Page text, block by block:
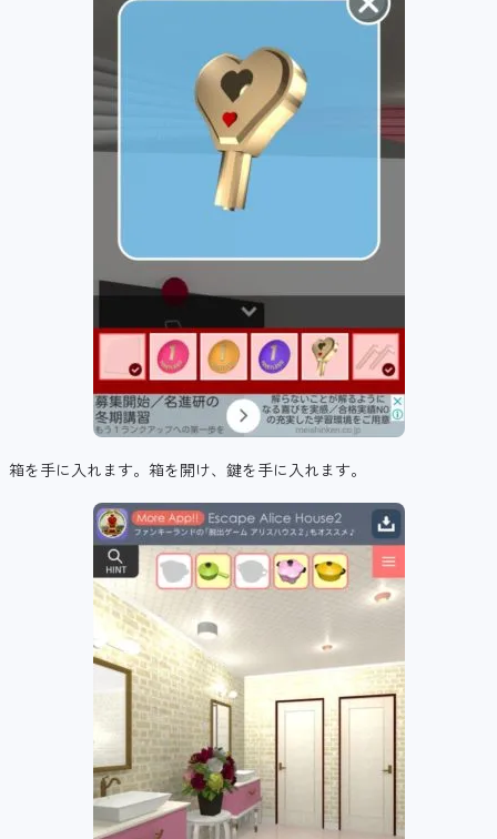
箱を手に入れます。箱を開け、鍵を手に入れます。